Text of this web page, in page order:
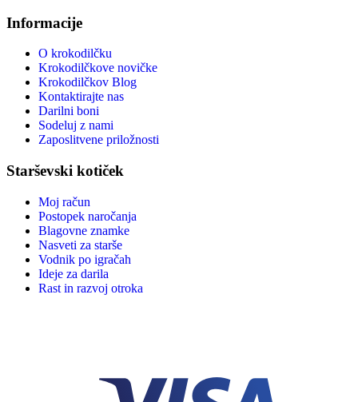
Informacije
O krokodilčku
Krokodilčkove novičke
Krokodilčkov Blog
Kontaktirajte nas
Darilni boni
Sodeluj z nami
Zaposlitvene priložnosti
Starševski kotiček
Moj račun
Postopek naročanja
Blagovne znamke
Nasveti za starše
Vodnik po igračah
Ideje za darila
Rast in razvoj otroka